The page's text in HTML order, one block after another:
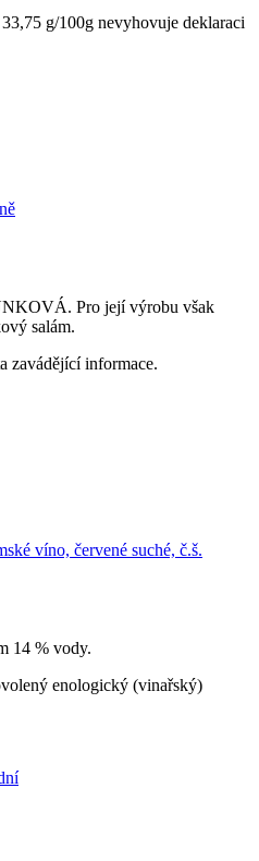
g/100g nevyhovuje deklaraci
Pro její výrobu však
salám.
zavádějící informace.
víno, červené suché, č.š.
14 % vody.
enologický (vinařský)